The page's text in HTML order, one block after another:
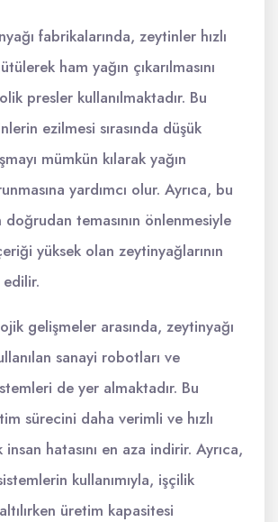
fabrikalarında, zeytinler hızlı
ham yağın çıkarılmasını
presler kullanılmaktadır. Bu
ezilmesi sırasında düşük
mümkün kılarak yağın
yardımcı olur. Ayrıca, bu
temasının önlenmesiyle
yüksek olan zeytinyağlarının
gelişmeler arasında, zeytinyağı
sanayi robotları ve
de yer almaktadır. Bu
sürecini daha verimli ve hızlı
hatasını en aza indirir. Ayrıca,
kullanımıyla, işçilik
üretim kapasitesi